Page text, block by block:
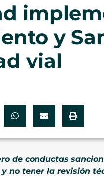
y
vial
de conductas
y no tener la revisión